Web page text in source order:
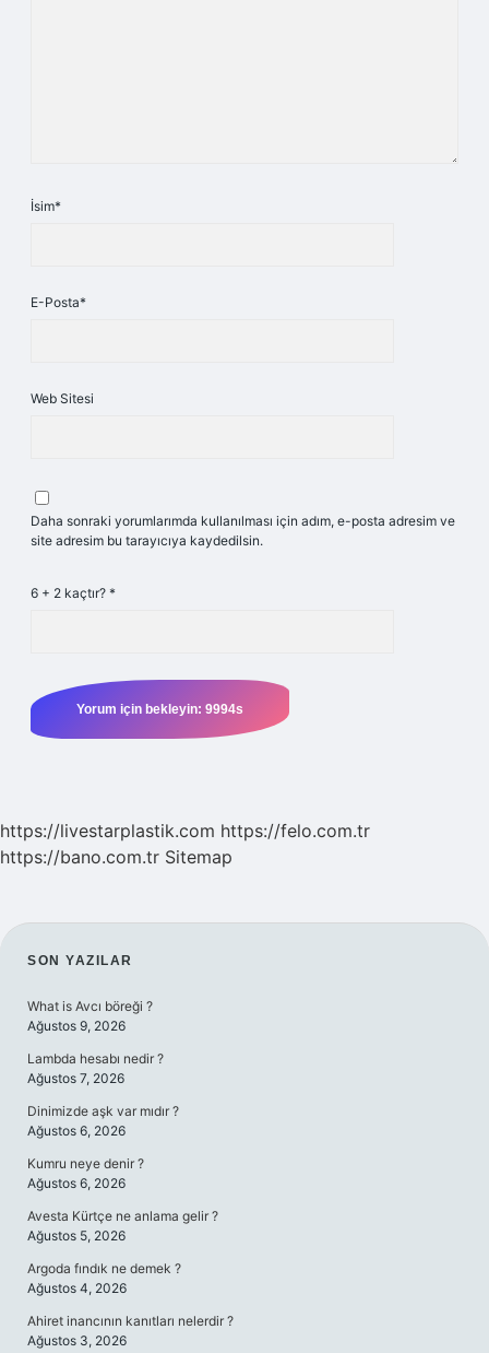
İsim*
E-Posta*
Web Sitesi
Daha sonraki yorumlarımda kullanılması için adım, e-posta adresim ve
site adresim bu tarayıcıya kaydedilsin.
6 + 2 kaçtır? *
https://livestarplastik.com https://felo.com.tr
https://bano.com.tr Sitemap
SIDEBAR
SON YAZILAR
What is Avcı böreği ?
Ağustos 9, 2026
Lambda hesabı nedir ?
Ağustos 7, 2026
Dinimizde aşk var mıdır ?
Ağustos 6, 2026
Kumru neye denir ?
Ağustos 6, 2026
Avesta Kürtçe ne anlama gelir ?
Ağustos 5, 2026
Argoda fındık ne demek ?
Ağustos 4, 2026
Ahiret inancının kanıtları nelerdir ?
Ağustos 3, 2026